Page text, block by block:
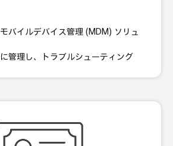
バイルデバイス管理 (MDM) ソリュ
管理し、トラブルシューティング